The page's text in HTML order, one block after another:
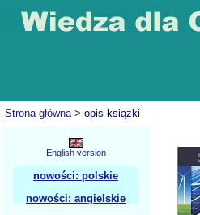
Strona główna> opis książki
English version
nowości: polskie
nowości: angielskie